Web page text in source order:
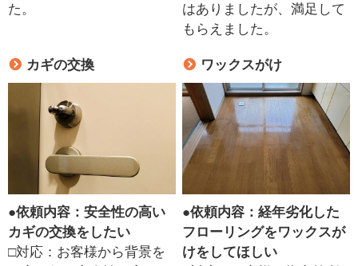
た。
はありましたが、満足して
もらえました。
カギの交換
●依頼内容：安全性の高い
カギの交換をしたい
□対応：お客様から背景を
ワックスがけ
●依頼内容：経年劣化した
フローリングをワックスが
けをしてほしい